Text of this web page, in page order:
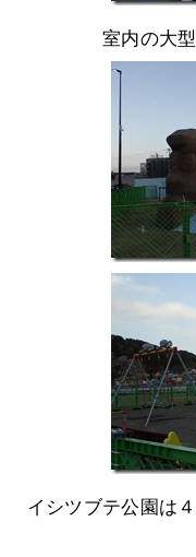
室内の大
イシツブテ公園は